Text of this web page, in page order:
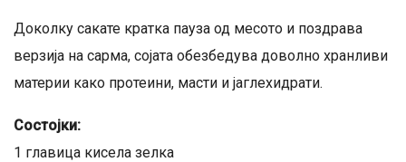
Доколку сакате кратка пауза од месото и поздрава
верзија на сарма, сојата обезбедува доволно хранливи
материи како протеини, масти и јаглехидрати.
Состојки:
1 главица кисела зелка